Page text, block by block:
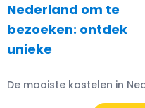
Nederland om te
bezoeken: ontdek
unieke